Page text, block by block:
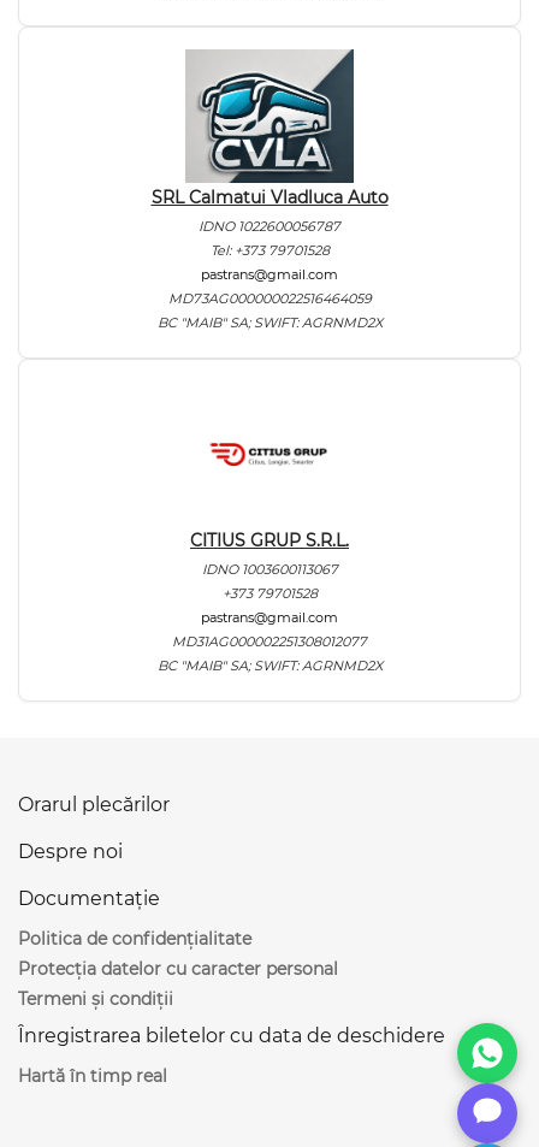
SRL Calmatui Vladluca Auto
IDNO 1022600056787
Tel: +373 79701528
pastrans@gmail.com
MD73AG000000022516464059
BC "MAIB" SA; SWIFT: AGRNMD2X
CITIUS GRUP S.R.L.
IDNO 1003600113067
+373 79701528
pastrans@gmail.com
MD31AG000002251308012077
BC "MAIB" SA; SWIFT: AGRNMD2X
Orarul plecărilor
Despre noi
Documentație
Politica de confidențialitate
Protecția datelor cu caracter personal
Termeni și condiții
Înregistrarea biletelor cu data de deschidere
Hartă în timp real